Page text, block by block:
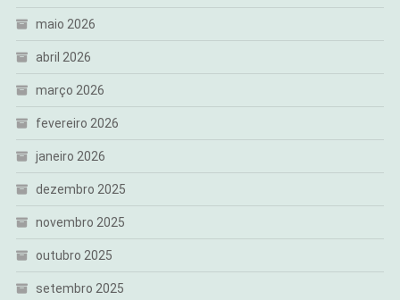
maio 2026
abril 2026
março 2026
fevereiro 2026
janeiro 2026
dezembro 2025
novembro 2025
outubro 2025
setembro 2025